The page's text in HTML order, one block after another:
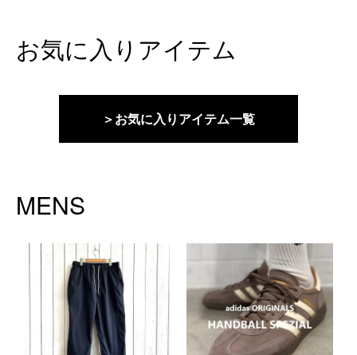
お気に入りアイテム
＞お気に入りアイテム一覧
MENS